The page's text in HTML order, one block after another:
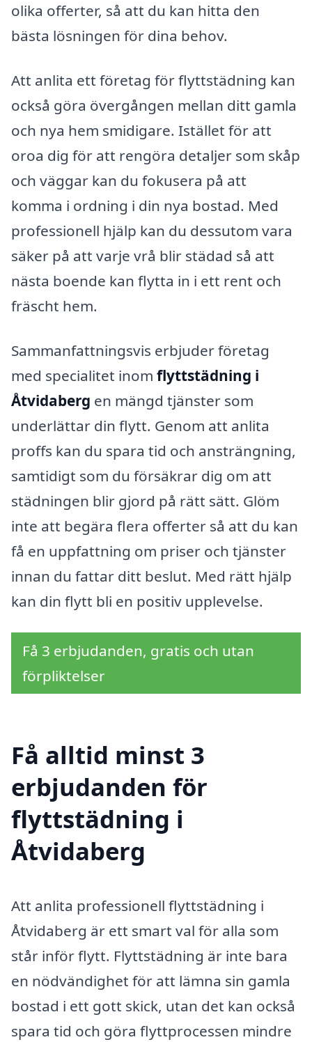
olika offerter, så att du kan hitta den
bästa lösningen för dina behov.
Att anlita ett företag för flyttstädning kan
också göra övergången mellan ditt gamla
och nya hem smidigare. Istället för att
oroa dig för att rengöra detaljer som skåp
och väggar kan du fokusera på att
komma i ordning i din nya bostad. Med
professionell hjälp kan du dessutom vara
säker på att varje vrå blir städad så att
nästa boende kan flytta in i ett rent och
fräscht hem.
Sammanfattningsvis erbjuder företag
med specialitet inom flyttstädning i
Åtvidaberg en mängd tjänster som
underlättar din flytt. Genom att anlita
proffs kan du spara tid och ansträngning,
samtidigt som du försäkrar dig om att
städningen blir gjord på rätt sätt. Glöm
inte att begära flera offerter så att du kan
få en uppfattning om priser och tjänster
innan du fattar ditt beslut. Med rätt hjälp
kan din flytt bli en positiv upplevelse.
Få 3 erbjudanden, gratis och utan
förpliktelser
Få alltid minst 3
erbjudanden för
flyttstädning i
Åtvidaberg
Att anlita professionell flyttstädning i
Åtvidaberg är ett smart val för alla som
står inför flytt. Flyttstädning är inte bara
en nödvändighet för att lämna sin gamla
bostad i ett gott skick, utan det kan också
spara tid och göra flyttprocessen mindre